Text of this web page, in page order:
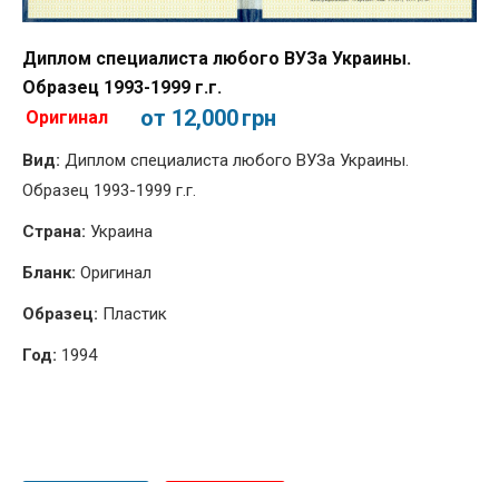
Диплом специалиста любого ВУЗа Украины.
Образец 1993-1999 г.г.
Оригинал
от 12,000грн
Вид: Диплом специалиста любого ВУЗа Украины.
Образец 1993-1999 г.г.
Страна: Украина
Бланк: Оригинал
Образец: Пластик
Год: 1994